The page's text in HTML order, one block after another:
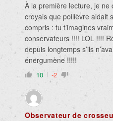
À la première lecture, je ne
croyais que poilièvre aidait
compris : tu t’imagines
conservateurs !!!! LOL !!!!
depuis longtemps s’ils
énergumène !!!!!
10 -2
Observateur de